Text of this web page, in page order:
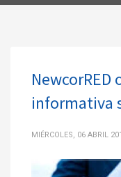
informativa
MIÉRCOLES, 06 ABRIL